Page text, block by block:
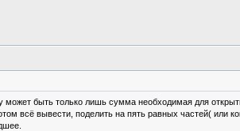
может быть только лишь сумма необходимая для
всё вывести, поделить на пять равных частей( или